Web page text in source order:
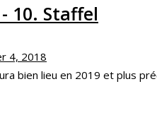
10. Staffel
4, 2018
bien lieu en 2019 et plus